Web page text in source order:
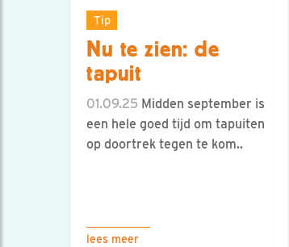
Tip
Nu te zien: de
tapuit
01.09.25 Midden september is
een hele goed tijd om tapuiten
op doortrek tegen te kom..
lees meer